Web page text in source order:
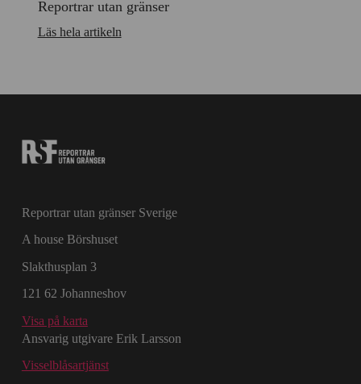
Reportrar utan gränser
Läs hela artikeln
Reportrar utan gränser Sverige
A house Börshuset
Slakthusplan 3
121 62 Johanneshov
Visa på karta
Ansvarig utgivare Erik Larsson
Visselblåsartjänst